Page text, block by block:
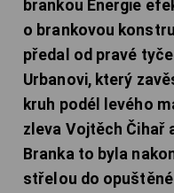
brankou Energie
o brankovou
předal od pravé
Urbanovi, který
kruh podél levého
zleva Vojtěch Čihař
Branka to byla
střelou do